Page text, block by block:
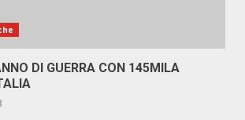
DI GUERRA CON 145MILA